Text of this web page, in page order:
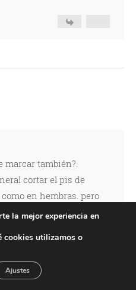
marcar también?.
cortar el pis de
en hembras. pero
ese comportamiento
( gatos
ese
aconsejable castrar
se vuelva rutina para
la mejor experiencia en
cookies utilizamos o
Ajustes